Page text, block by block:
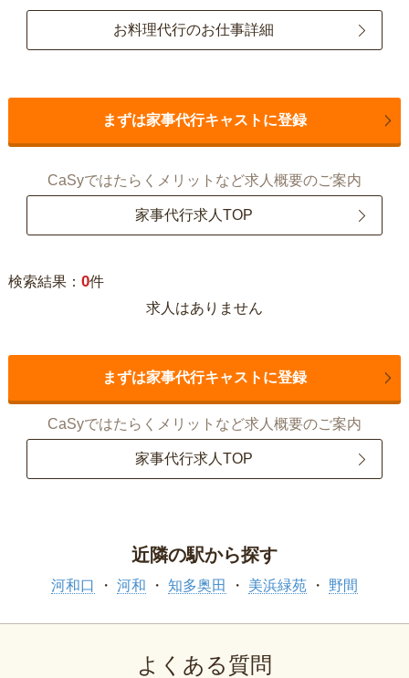
お料理代行のお仕事詳細
まずは家事代行キャストに登録
CaSyではたらくメリットなど求人概要のご案内
家事代行求人TOP
検索結果： 0件
求人はありません
まずは家事代行キャストに登録
CaSyではたらくメリットなど求人概要のご案内
家事代行求人TOP
近隣の駅から探す
河和口 河和 知多奥田 美浜緑苑 野間
よくある質問